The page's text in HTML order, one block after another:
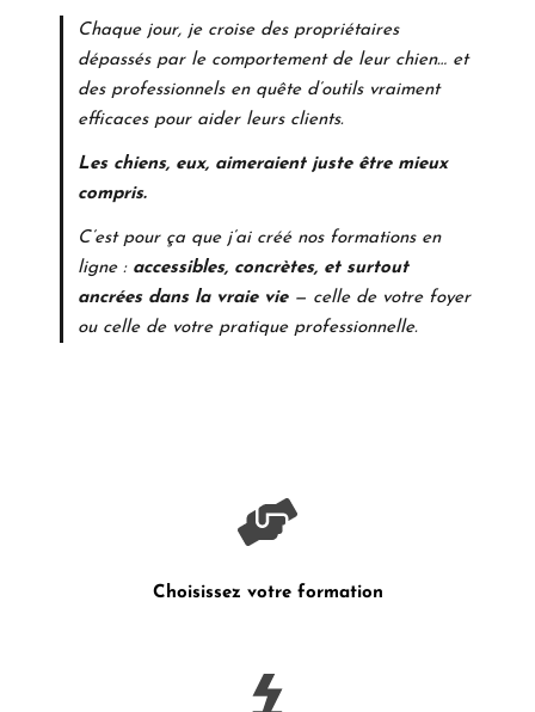
Chaque jour, je croise des propriétaires
dépassés par le comportement de leur chien… et
des professionnels en quête d’outils vraiment
efficaces pour aider leurs clients.
Les chiens, eux, aimeraient juste être mieux
compris.
C’est pour ça que j’ai créé nos formations en
ligne : accessibles, concrètes, et surtout
ancrées dans la vraie vie— celle de votre foyer
ou celle de votre pratique professionnelle.
Choisissez votre formation